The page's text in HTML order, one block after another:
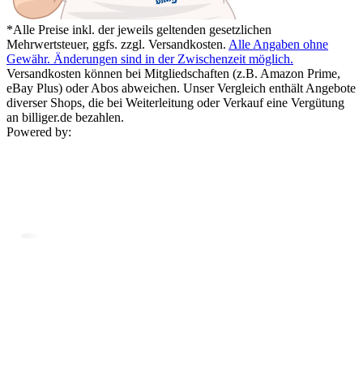
*Alle Preise inkl. der jeweils geltenden gesetzlichen
Mehrwertsteuer, ggfs. zzgl. Versandkosten. Alle Angaben ohne
Gewähr. Änderungen sind in der Zwischenzeit möglich.
Versandkosten können bei Mitgliedschaften (z.B. Amazon Prime,
eBay Plus) oder Abos abweichen. Unser Vergleich enthält Angebote
diverser Shops, die bei Weiterleitung oder Verkauf eine Vergütung
an billiger.de bezahlen.
Powered by: